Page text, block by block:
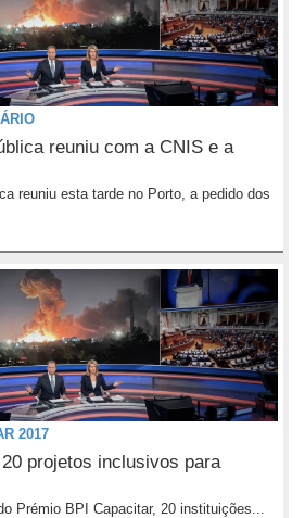
reuniu com a CNIS e a
reuniu esta tarde no Porto, a pedido dos
2017
projetos inclusivos para
Prémio BPI Capacitar, 20 instituições...